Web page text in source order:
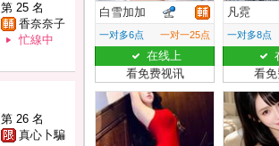
第 25 名
香奈奈子
忙線中
第 26 名
真心卜騙
白雪加加
一对多6点 一对一25点
在线上
看免费视讯
凡霓
一对多8点
看